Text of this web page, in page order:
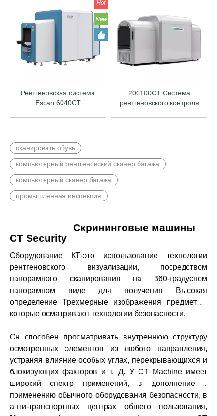
Рентгеновская система
Escan 6040CT
200100CT Система
рентгеновского контроля
сканировать обувь
компьютерный рентгеновский сканер багажа
компьютерный сканер багажа
промышленная инспекция
Скрининговые машины
CT Security
Оборудование КТ-это использование технологии
рентгеновского визуализации, посредством
панорамного сканирования на 360-градусном
панорамном виде для получения
Высокая
определение
Трехмерные изображения предметов,
которые осматривают технологии безопасности.
Он способен просматривать внутреннюю структуру
осмотренных элементов из любого направления,
устраняя влияние особых углах, перекрывающихся и
блокирующих факторов и т. Д. У CT Machine имеет
широкий спектр применений, в дополнение к
применению обычного оборудования безопасности, в
анти-транспортных центрах общего пользования,